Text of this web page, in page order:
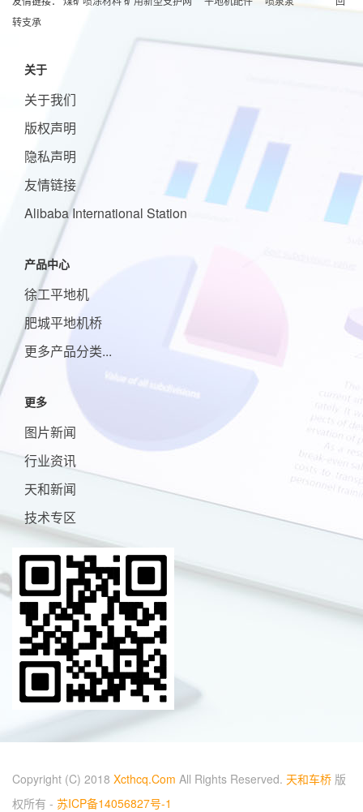
转支承
关于
关于我们
版权声明
隐私声明
友情链接
Alibaba International Station
产品中心
徐工平地机
肥城平地机桥
更多产品分类...
更多
图片新闻
行业资讯
天和新闻
技术专区
Copyright (C) 2018 Xcthcq.Com All Rights Reserved. 天和车桥 版
权所有 - 苏ICP备14056827号-1